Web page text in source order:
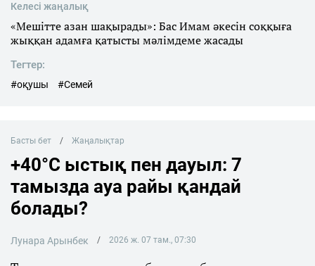
Келесі жаңалық
«Мешітте азан шақырады»: Бас Имам әкесін cоққыға
жыққан адамға қатысты мәлімдеме жасады
Тегтер:
#оқушы #Семей
Басты бет Жаңалықтар
+40°C ыстық пен дауыл: 7
тамызда ауа райы қандай
болады?
Лунара Арынбек 2026 ж. 07 там., 07:30